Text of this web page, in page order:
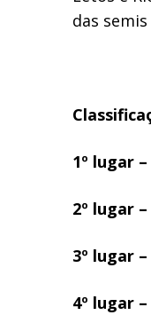
das
1º lugar –
2º lugar –
3º lugar –
4º lugar –